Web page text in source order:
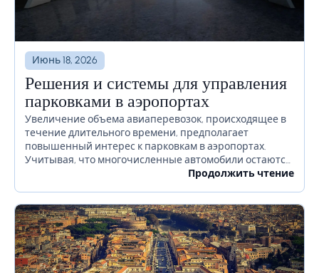
Июнь 18, 2026
Решения и системы для управления
парковками в аэропортах
Увеличение объема авиаперевозок, происходящее в
течение длительного времени, предполагает
повышенный интерес к парковкам в аэропортах.
Учитывая, что многочисленные автомобили остаются
на территории аэропорта в течение длительного
Продолжить чтение